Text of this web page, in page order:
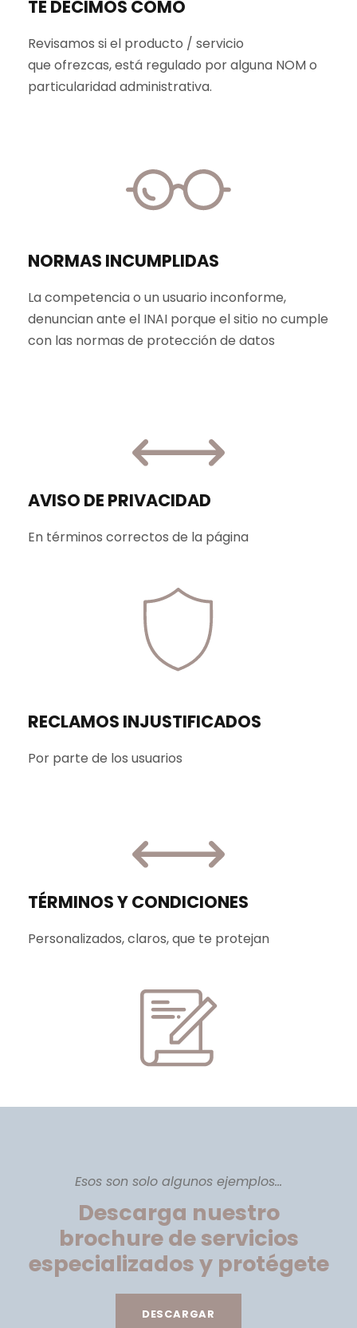
TE DECIMOS CÓMO
Revisamos si el producto / servicio
que ofrezcas, está regulado por alguna NOM o
particularidad administrativa.
NORMAS INCUMPLIDAS
La competencia o un usuario inconforme,
denuncian ante el INAI porque el sitio no cumple
con las normas de protección de datos
AVISO DE PRIVACIDAD
En términos correctos de la página
RECLAMOS INJUSTIFICADOS
Por parte de los usuarios
TÉRMINOS Y CONDICIONES
Personalizados, claros, que te protejan
Esos son solo algunos ejemplos...
Descarga nuestro
brochure de servicios
especializados y protégete
DESCARGAR